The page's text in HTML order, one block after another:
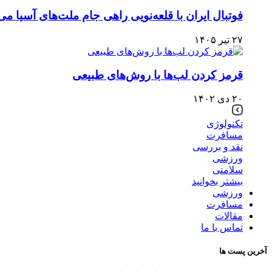
فوتبال ایران با قلعه‌نویی راهی جام ملت‌های آسیا
۲۷ تیر ۱۴۰۵
قرمز کردن لب‌ها با روش‌های طبیعی
۲۰ دی ۱۴۰۲
تکنولوژی
مسافرت
نقد و بررسی
ورزشی
سلامتی
بیشتر بخوانید
ورزشی
مسافرت
مقالات
تماس با ما
آخرین پست ها